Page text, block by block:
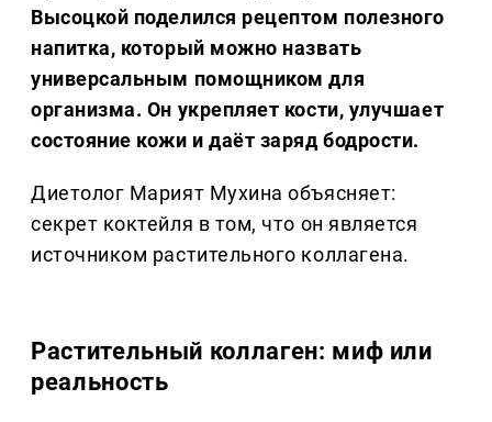
Высоцкой поделился рецептом полезного
напитка, который можно назвать
универсальным помощником для
организма. Он укрепляет кости, улучшает
состояние кожи и даёт заряд бодрости.
Диетолог Марият Мухина объясняет:
секрет коктейля в том, что он является
источником растительного коллагена.
Растительный коллаген: миф или
реальность